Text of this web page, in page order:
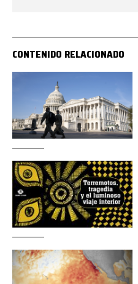
CONTENIDO RELACIONADO